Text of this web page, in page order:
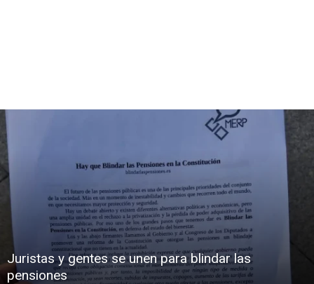
Juristas y gentes se unen para blindar las
pensiones